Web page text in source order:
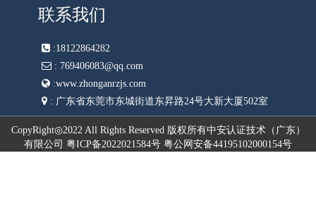
联系我们
:18122864282
: 769406083@qq.com
:www.zhonganrzjs.com
: 广东省东莞市东城街道东昇路24号大新大厦502室
CopyRight◎2022 All Rights Reserved 版权所有中安认证技术（广东）
有限公司 粤ICP备2022021584号 粤公网安备44195102000154号